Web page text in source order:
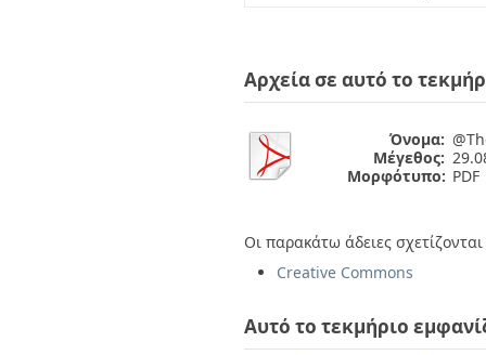
Αρχεία σε αυτό το
Όνομα:
Μέγεθος:
Μορφότυπο: PDF
Οι παρακάτω άδειες
Creative Commons
Αυτό το τεκμήριο